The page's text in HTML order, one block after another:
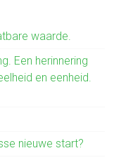
waarde.
Een herinnering
en eenheid.
nieuwe start?